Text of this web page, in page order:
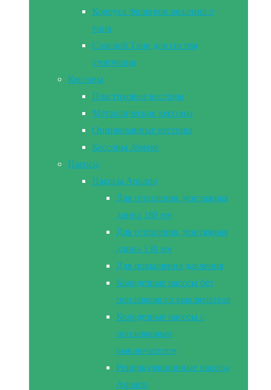
Корпуса фильтров засыпного
типа
Солевой Танк для систем
умягчения
Кессоны
Пластиковые кессоны
Металлические кессоны
Оцинкованные кессоны
Кессоны Земляк
Насосы
Насосы Aquario
Для отопления, монтажная
длина 180 мм
Для отопления, монтажная
длина 130 мм
Для повышения давления
Колодезные насосы без
поплавкового выключателя
Колодезные насосы с
поплавковым
выключателем
Рециркуляционные насосы
Aquario